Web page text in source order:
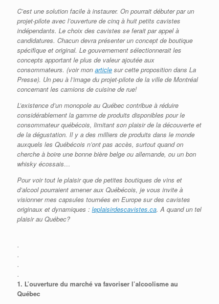
C’est une solution facile à instaurer. On pourrait débuter par un
projet-pilote avec l’ouverture de cinq à huit petits cavistes
indépendants. Le choix des cavistes se ferait par appel à
candidatures. Chacun devra présenter un concept de boutique
spécifique et original. Le gouvernement sélectionnerait les
concepts apportant le plus de valeur ajoutée aux
consommateurs. (voir mon article sur cette proposition dans La
Presse). Un peu à l’image du projet-pilote de la ville de Montréal
concernant les camions de cuisine de rue!
L’existence d’un monopole au Québec contribue à réduire
considérablement la gamme de produits disponibles pour le
consommateur québécois, limitant son plaisir de la découverte et
de la dégustation. Il y a des milliers de produits dans le monde
auxquels les Québécois n’ont pas accès, surtout quand on
cherche à boire une bonne bière belge ou allemande, ou un bon
whisky écossais…
Pour voir tout le plaisir que de petites boutiques de vins et
d’alcool pourraient amener aux Québécois, je vous invite à
visionner mes capsules tournées en Europe sur des cavistes
originaux et dynamiques : leplaisirdescavistes.ca. A quand un tel
plaisir au Québec?
.
.
.
.
1. L’ouverture du marché va favoriser l’alcoolisme au
Québec